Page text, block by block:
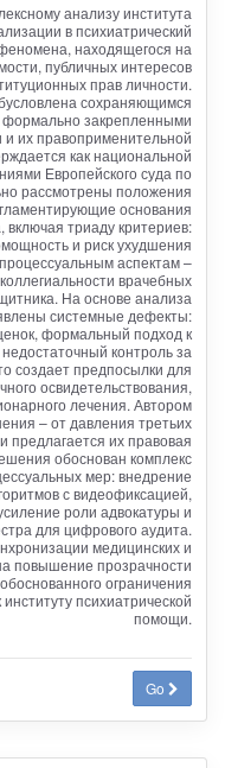
анализу института
в психиатрический
находящегося на
публичных интересов
прав личности.
сохраняющимся
закрепленными
их правоприменительной
как национальной
Европейского суда по
рассмотрены положения
основания
триаду критериев:
и риск ухудшения
аспектам –
врачебных
На основе анализа
системные дефекты:
формальный подход к
контроль за
создает предпосылки для
освидетельствования,
лечения. Автором
– от давления третьих
предлагается их правовая
обоснован комплекс
мер: внедрение
с видеофиксацией,
роли адвокатуры и
для цифрового аудита.
медицинских и
повышение прозрачности
ограничения
психиатрической
помощи.
Go